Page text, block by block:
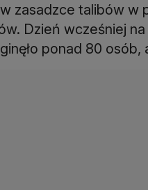
zasadzce talibów w
Dzień wcześniej
ponad 80 osób,